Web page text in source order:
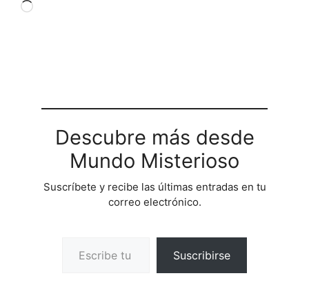
Cargando...
Descubre más desde
Mundo Misterioso
Suscríbete y recibe las últimas entradas en tu
correo electrónico.
Suscribirse